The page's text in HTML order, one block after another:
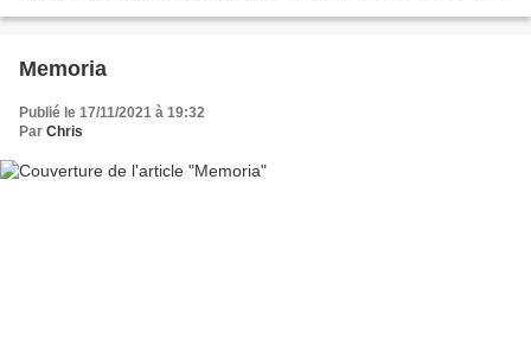
Memoria
Publié le 17/11/2021 à 19:32
Par Chris